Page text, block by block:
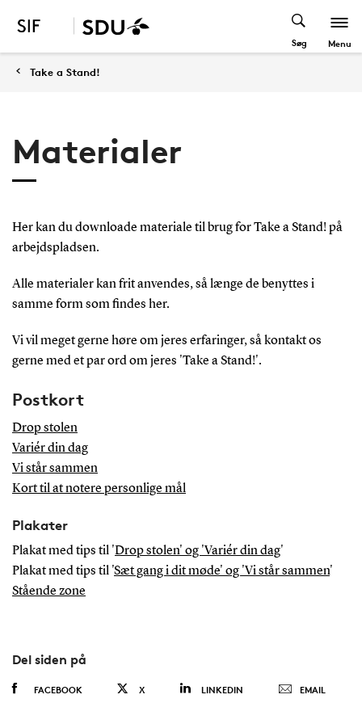
Søg Menu
Take a Stand!
Materialer
Her kan du downloade materiale til brug for Take a Stand! på
arbejdspladsen.
Alle materialer kan frit anvendes, så længe de benyttes i
samme form som findes her.
Vi vil meget gerne høre om jeres erfaringer, så kontakt os
gerne med et par ord om jeres 'Take a Stand!'.
Postkort
Drop stolen
Variér din dag
Vi står sammen
Kort til at notere personlige mål
Plakater
Plakat med tips til 'Drop stolen' og 'Variér din dag'
Plakat med tips til 'Sæt gang i dit møde' og 'Vi står sammen'
Stående zone
Del siden på
FACEBOOK X LINKEDIN EMAIL